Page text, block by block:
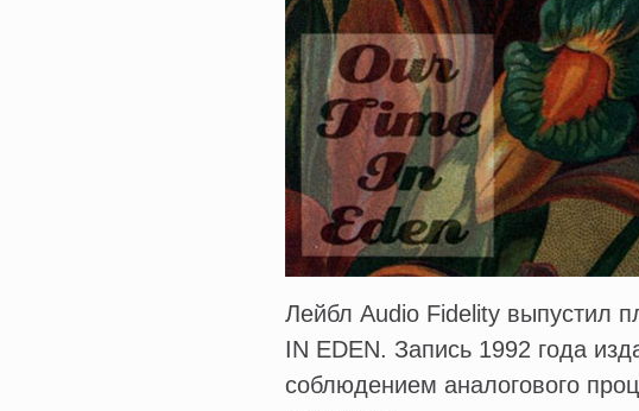
Лейбл Audio Fidelity выпустил
IN EDEN. Запись 1992 года
соблюдением аналогового